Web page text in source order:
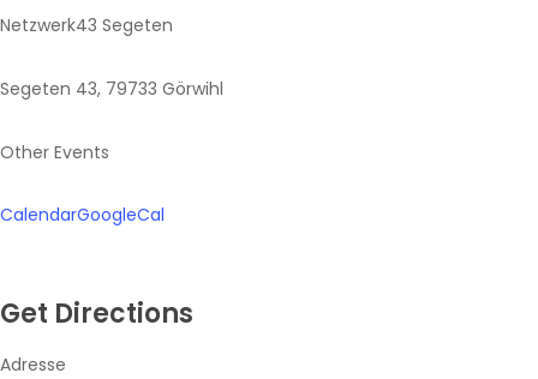
Netzwerk43 Segeten
Segeten 43, 79733 Görwihl
Other Events
CalendarGoogleCal
Get Directions
Adresse